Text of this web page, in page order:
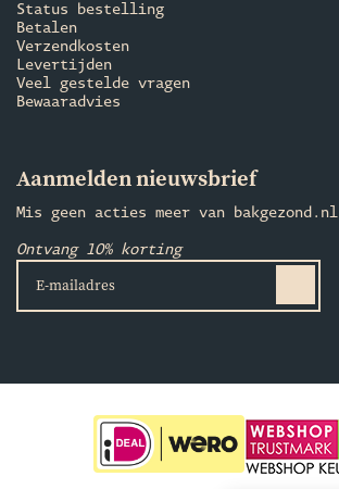
Status bestelling
Betalen
Verzendkosten
Levertijden
Veel gestelde vragen
Bewaaradvies
Aanmelden nieuwsbrief
Mis geen acties meer van bakgezond.nl
Ontvang 10% korting